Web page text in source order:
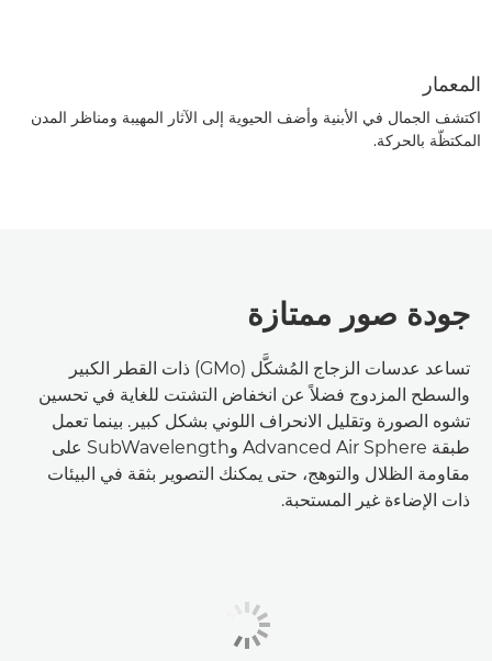
المعمار
اكتشف الجمال في الأبنية وأضف الحيوية إلى الآثار المهيبة ومناظر المدن
المكتظّة بالحركة.
جودة صور ممتازة
تساعد عدسات الزجاج المُشكَّل (GMo) ذات القطر الكبير
والسطح المزدوج فضلاً عن انخفاض التشتت للغاية في تحسين
تشوه الصورة وتقليل الانحراف اللوني بشكل كبير. بينما تعمل
طبقة Advanced Air Sphere وSubWavelength على
مقاومة الظلال والتوهج، حتى يمكنك التصوير بثقة في البيئات
ذات الإضاءة غير المستحبة.